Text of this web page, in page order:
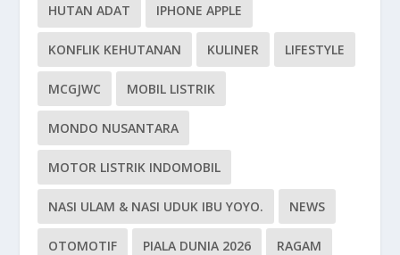
HUTAN ADAT IPHONE APPLE
KONFLIK KEHUTANAN KULINER LIFESTYLE
MCGJWC MOBIL LISTRIK
MONDO NUSANTARA
MOTOR LISTRIK INDOMOBIL
NASI ULAM & NASI UDUK IBU YOYO. NEWS
OTOMOTIF PIALA DUNIA 2026 RAGAM